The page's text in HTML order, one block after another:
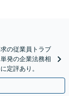
の従業員トラブ
発の企業法務相
定評あり。